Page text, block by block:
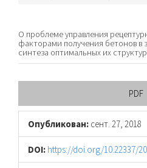
О проблеме управления
факторами получения бетонов в
синтеза оптимальных их структур
панель
статьи
PDF
Опубликован: сент. 27, 2018
DOI: https://doi.org/10.22337/